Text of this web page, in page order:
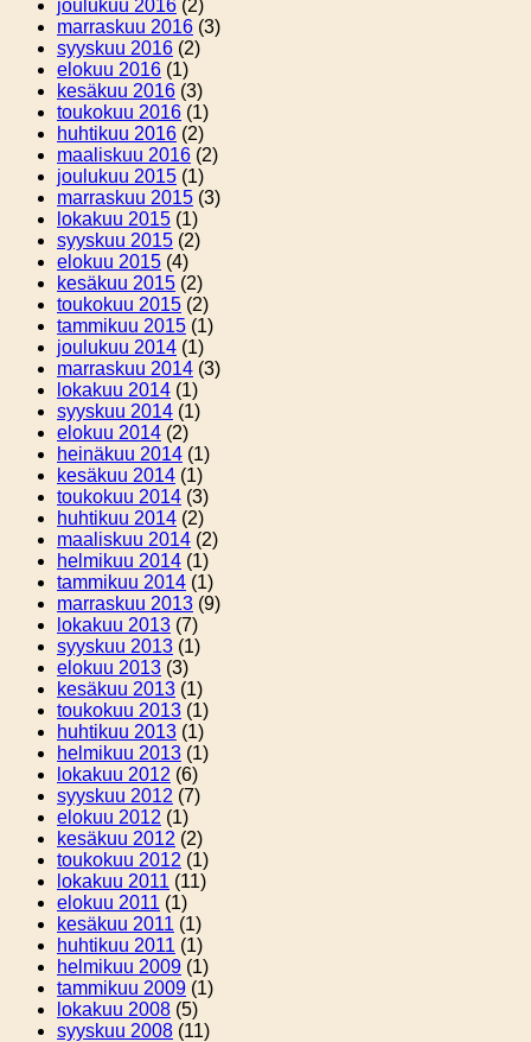
joulukuu 2016 (2)
marraskuu 2016 (3)
syyskuu 2016 (2)
elokuu 2016 (1)
kesäkuu 2016 (3)
toukokuu 2016 (1)
huhtikuu 2016 (2)
maaliskuu 2016 (2)
joulukuu 2015 (1)
marraskuu 2015 (3)
lokakuu 2015 (1)
syyskuu 2015 (2)
elokuu 2015 (4)
kesäkuu 2015 (2)
toukokuu 2015 (2)
tammikuu 2015 (1)
joulukuu 2014 (1)
marraskuu 2014 (3)
lokakuu 2014 (1)
syyskuu 2014 (1)
elokuu 2014 (2)
heinäkuu 2014 (1)
kesäkuu 2014 (1)
toukokuu 2014 (3)
huhtikuu 2014 (2)
maaliskuu 2014 (2)
helmikuu 2014 (1)
tammikuu 2014 (1)
marraskuu 2013 (9)
lokakuu 2013 (7)
syyskuu 2013 (1)
elokuu 2013 (3)
kesäkuu 2013 (1)
toukokuu 2013 (1)
huhtikuu 2013 (1)
helmikuu 2013 (1)
lokakuu 2012 (6)
syyskuu 2012 (7)
elokuu 2012 (1)
kesäkuu 2012 (2)
toukokuu 2012 (1)
lokakuu 2011 (11)
elokuu 2011 (1)
kesäkuu 2011 (1)
huhtikuu 2011 (1)
helmikuu 2009 (1)
tammikuu 2009 (1)
lokakuu 2008 (5)
syyskuu 2008 (11)